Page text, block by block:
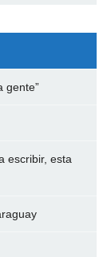
gente”
escribir, esta